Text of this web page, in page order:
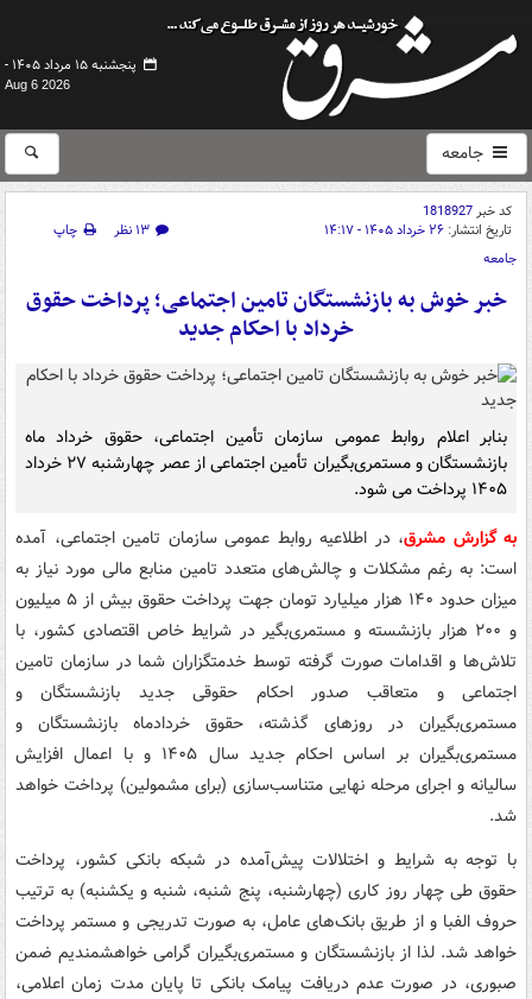
پنجشنبه ۱۵ مرداد ۱۴۰۵ -
Aug 6 2026
جامعه
کد خبر1818927
تاریخ انتشار: ۲۶ خرداد ۱۴۰۵ - ۱۴:۱۷ ۱۳ نظر
چاپ
جامعه
خبر خوش به بازنشستگان تامین اجتماعی؛ پرداخت حقوق
خرداد با احکام جدید
بنابر اعلام روابط عمومی سازمان تأمین اجتماعی، حقوق خرداد ماه
بازنشستگان و مستمری‌بگیران تأمین اجتماعی از عصر چهارشنبه ۲۷ خرداد
۱۴۰۵ پرداخت می شود.
به گزارش مشرق، در اطلاعیه روابط عمومی سازمان تامین اجتماعی، آمده
است: به رغم مشکلات و چالش‌های متعدد تامین منابع مالی مورد نیاز به
میزان حدود ۱۴۰ هزار میلیارد تومان جهت پرداخت حقوق بیش از ۵ میلیون
و ۲۰۰ هزار بازنشسته و مستمری‌بگیر در شرایط خاص اقتصادی کشور، با
تلاش‌ها و اقدامات صورت گرفته توسط خدمتگزاران شما در سازمان تامین
اجتماعی و متعاقب صدور احکام حقوقی جدید بازنشستگان و
مستمری‌بگیران در روزهای گذشته، حقوق خردادماه بازنشستگان و
مستمری‌بگیران بر اساس احکام جدید سال ۱۴۰۵ و با اعمال افزایش
سالیانه و اجرای مرحله نهایی متناسب‌سازی (برای مشمولین) پرداخت خواهد
شد.
با توجه به شرایط و اختلالات پیش‌آمده در شبکه بانکی کشور، پرداخت
حقوق طی چهار روز کاری (چهارشنبه، پنج شنبه، شنبه و یکشنبه) به ترتیب
حروف الفبا و از طریق بانک‌های عامل، به صورت تدریجی و مستمر پرداخت
خواهد شد. لذا از بازنشستگان و مستمری‌بگیران گرامی خواهشمندیم ضمن
صبوری، در صورت عدم دریافت پیامک بانکی تا پایان مدت زمان اعلامی،